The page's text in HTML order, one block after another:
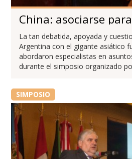
China: asociarse
La tan debatida, apoyada y
Argentina con el gigante asiático
abordaron especialistas en
durante el simposio organizado
SIMPOSIO